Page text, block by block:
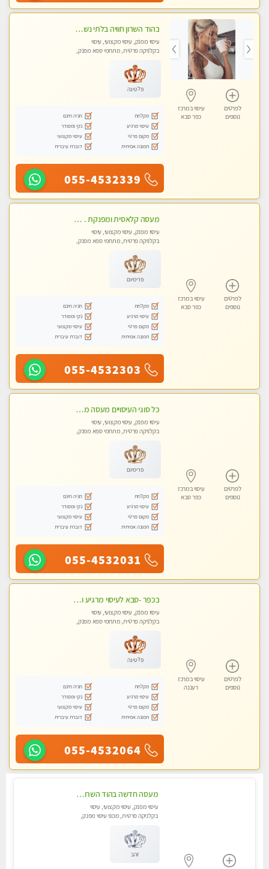
לפרטים
נוספים
עיסוי במרכז
כפר סבא
בהוד השרון חוויה בלתי נשכחת ומפנקת במיוחד
עיסוי מפנק, עיסוי מקצועי, עיסוי
בקלניקה פרטית, מתחמי ספא מפנק,
פלטינה
מקלחת
חניה חינם
עיסוי מרגיע
נקי ומסודר
מקום פרטי
עיסוי מקצועי
תמונה אמיתית
דוברת עיברית
055-4532339
לפרטים
נוספים
עיסוי במרכז
כפר סבא
מעסה קלאסית ומפנקת . highly recommended..new in the city
עיסוי מפנק, עיסוי מקצועי, עיסוי
בקלניקה פרטית, מתחמי ספא מפנק,
פרימיום
מקלחת
חניה חינם
עיסוי מרגיע
נקי ומסודר
מקום פרטי
עיסוי מקצועי
תמונה אמיתית
דוברת עיברית
055-4532303
לפרטים
נוספים
עיסוי במרכז
כפר סבא
כל סוגי העיסויים מעסה מקצועית ואיכותית פרטי!!!
עיסוי מפנק, עיסוי מקצועי, עיסוי
בקלניקה פרטית, מתחמי ספא מפנק,
פרימיום
מקלחת
חניה חינם
עיסוי מרגיע
נקי ומסודר
מקום פרטי
עיסוי מקצועי
תמונה אמיתית
דוברת עיברית
055-4532031
לפרטים
נוספים
עיסוי במרכז
רעננה
בכפר -סבא לעיסוי מרגיע ומפנק VIP-מומלץ לחלוטין! פרטי! ​​​​​​
עיסוי מפנק, עיסוי מקצועי, עיסוי
בקלניקה פרטית, מתחמי ספא מפנק,
פלטינה
מקלחת
חניה חינם
עיסוי מרגיע
נקי ומסודר
מקום פרטי
עיסוי מקצועי
תמונה אמיתית
דוברת עיברית
055-4532064
מעסה חדשה בהוד השרון-מוזמן לחוויה בלתי נשכחת!!!עיסוי מפנק ביותר במקום פרטי לחלוטין!!
עיסוי מפנק, עיסוי מקצועי, עיסוי
בקלניקה פרטית, מכוני עיסוי מפנק,
זהב